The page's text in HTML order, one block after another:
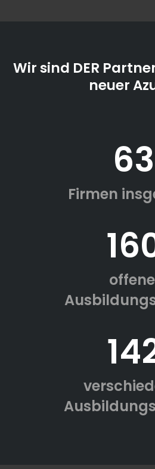
Wir sind DER
neuer
63
Firmen
offene